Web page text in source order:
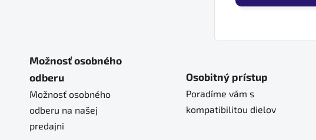
Možnosť osobného
odberu
Možnosť osobného
odberu na našej
predajni
Osobitný prístup
Poradíme vám s
kompatibilitou dielov